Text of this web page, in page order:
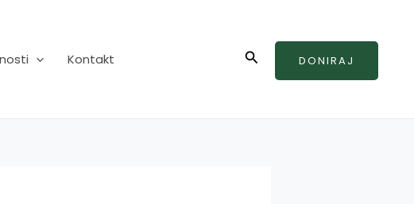
Kontakt Search DONIRAJ